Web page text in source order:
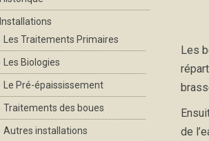
Les
de
Installations
Les Traitements Primaires
Les Biologies
Le Pré-épaississement
Traitements des boues
Autres installations